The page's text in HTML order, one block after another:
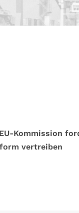
Kommission
vertreiben